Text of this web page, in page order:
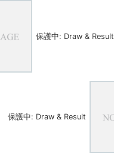
保護中: Draw & Result
保護中: Draw & Result